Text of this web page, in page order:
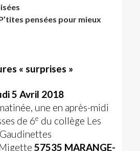
pensées pour mieux
« surprises »
5 Avril 2018
une en après-midi
de 6e du collège Les
Gaudinettes
57535 MARANGE-